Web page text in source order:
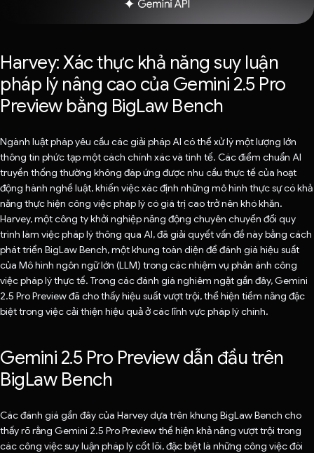
Harvey: Xác thực khả năng suy luận
pháp lý nâng cao của Gemini 2.5 Pro
Preview bằng BigLaw Bench
Ngành luật pháp yêu cầu các giải pháp AI có thể xử lý một lượng lớn
thông tin phức tạp một cách chính xác và tinh tế. Các điểm chuẩn AI
truyền thống thường không đáp ứng được nhu cầu thực tế của hoạt
động hành nghề luật, khiến việc xác định những mô hình thực sự có khả
năng thực hiện công việc pháp lý có giá trị cao trở nên khó khăn.
Harvey, một công ty khởi nghiệp năng động chuyên chuyển đổi quy
trình làm việc pháp lý thông qua AI, đã giải quyết vấn đề này bằng cách
phát triển BigLaw Bench, một khung toàn diện để đánh giá hiệu suất
của Mô hình ngôn ngữ lớn (LLM) trong các nhiệm vụ phản ánh công
việc pháp lý thực tế. Trong các đánh giá nghiêm ngặt gần đây, Gemini
2.5 Pro Preview đã cho thấy hiệu suất vượt trội, thể hiện tiềm năng đặc
biệt trong việc cải thiện hiệu quả ở các lĩnh vực pháp lý chính.
Gemini 2.5 Pro Preview dẫn đầu trên
BigLaw Bench
Các đánh giá gần đây của Harvey dựa trên khung BigLaw Bench cho
thấy rõ rằng Gemini 2.5 Pro Preview thể hiện khả năng vượt trội trong
các công việc suy luận pháp lý cốt lõi, đặc biệt là những công việc đòi